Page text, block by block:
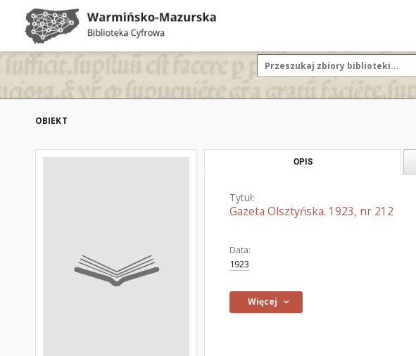
OBIEKT
OPIS
Tytuł:
Gazeta Olsztyńska. 1923, nr 212
Data:
1923
Więcej